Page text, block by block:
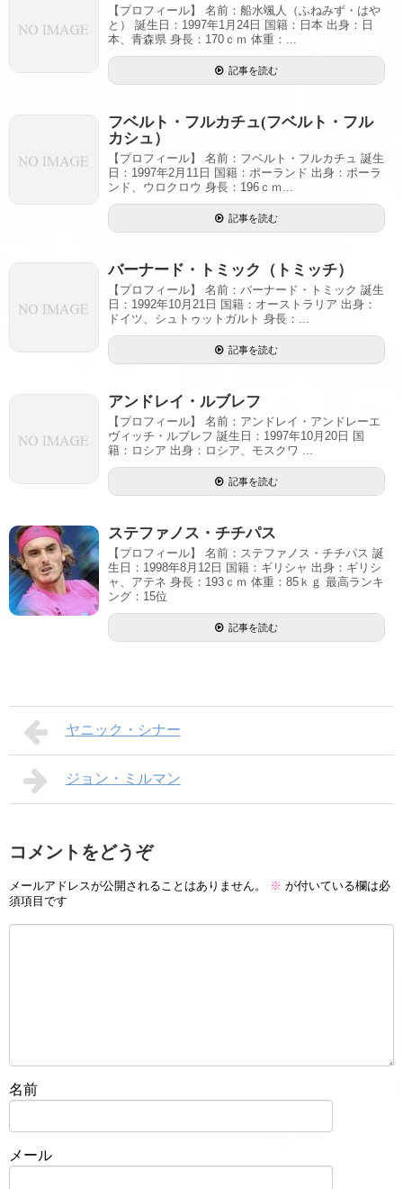
【プロフィール】 名前：船水颯人（ふねみず・はや
と） 誕生日：1997年1月24日 国籍：日本 出身：日
本、青森県 身長：170ｃｍ 体重：...
記事を読む
フベルト・フルカチュ(フベルト・フル
カシュ）
【プロフィール】 名前：フベルト・フルカチュ 誕生
日：1997年2月11日 国籍：ポーランド 出身：ポーラ
ンド、ウロクロウ 身長：196ｃｍ...
記事を読む
バーナード・トミック（トミッチ）
【プロフィール】 名前：バーナード・トミック 誕生
日：1992年10月21日 国籍：オーストラリア 出身：
ドイツ、シュトゥットガルト 身長：...
記事を読む
アンドレイ・ルブレフ
【プロフィール】 名前：アンドレイ・アンドレーエ
ヴィッチ・ルブレフ 誕生日：1997年10月20日 国
籍：ロシア 出身：ロシア、モスクワ ...
記事を読む
ステファノス・チチパス
【プロフィール】 名前：ステファノス・チチパス 誕
生日：1998年8月12日 国籍：ギリシャ 出身：ギリシ
ャ、アテネ 身長：193ｃｍ 体重：85ｋｇ 最高ランキ
ング：15位
記事を読む
ヤニック・シナー
ジョン・ミルマン
コメントをどうぞ
メールアドレスが公開されることはありません。 ※ が付いている欄は必
須項目です
名前
メール